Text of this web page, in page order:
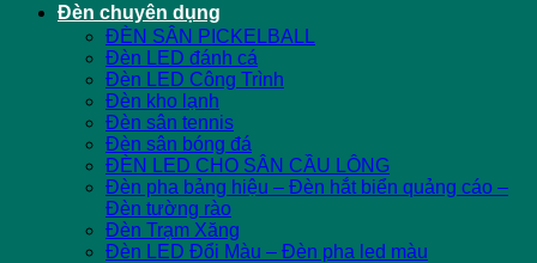
Đèn chuyên dụng
ĐÈN SÂN PICKELBALL
Đèn LED đánh cá
Đèn LED Công Trình
Đèn kho lạnh
Đèn sân tennis
Đèn sân bóng đá
ĐÈN LED CHO SÂN CẦU LÔNG
Đèn pha bảng hiệu – Đèn hắt biển quảng cáo –
Đèn tường rào
Đèn Trạm Xăng
Đèn LED Đổi Màu – Đèn pha led màu